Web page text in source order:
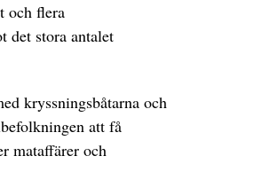
och flera
det stora antalet
kryssningsbåtarna och
att få
mataffärer och